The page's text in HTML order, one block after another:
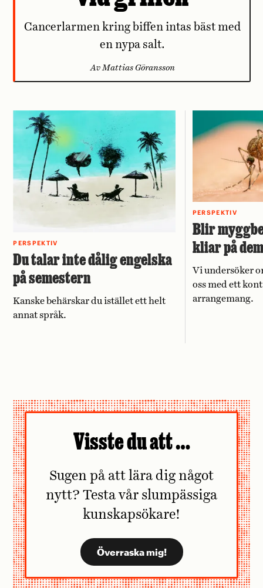
Cancerlarmen kring biffen intas bäst med
en nypa salt.
Av Mattias Göransson
PERSPEKTIV
Du talar inte dålig engelska
på semestern
Kanske behärskar du istället ett helt
annat språk.
PERSPEKTIV
Blir
kliar på
Vi undersöker
oss med ett
arrangemang.
Visste du att …
Sugen på att lära dig något
nytt? Testa vår slumpässiga
kunskapsökare!